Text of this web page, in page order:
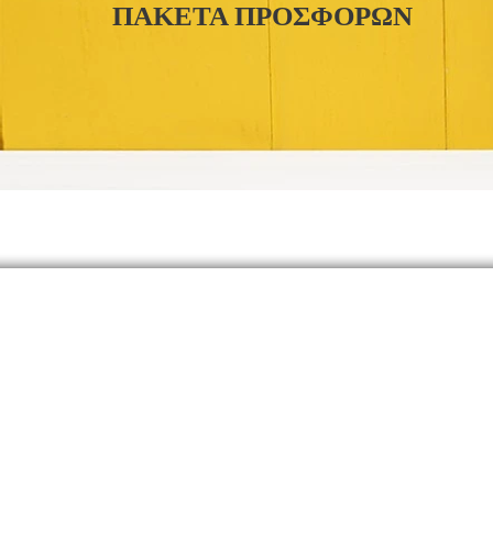
ΠΑΚΕΤΑ ΠΡΟΣΦΟΡΩΝ